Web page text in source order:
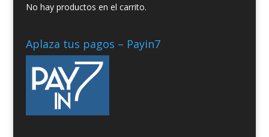
No hay productos en el carrito.
Aplaza tus pagos – Payin7